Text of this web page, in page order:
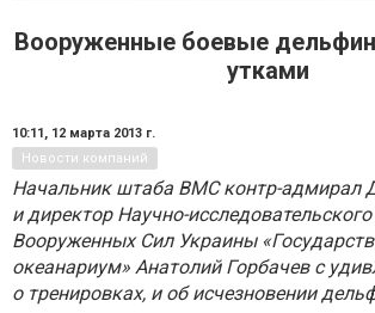
Вооруженные боевые
утками
10:11, 12 марта 2013 г.
Новости компаний
Начальник штаба ВМС контр-адмирал
и директор Научно-
Вооруженных Сил Украины
океанариум» Анатолий Горбачев с
о тренировках, и об исчезновении